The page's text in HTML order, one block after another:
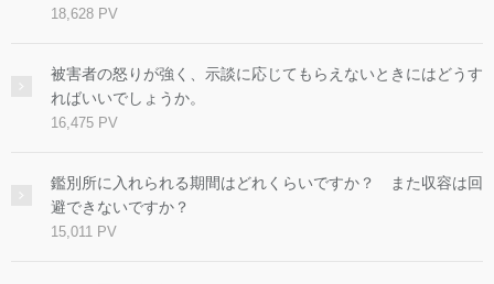
18,628 PV
被害者の怒りが強く、示談に応じてもらえないときにはどうす
ればいいでしょうか。
16,475 PV
鑑別所に入れられる期間はどれくらいですか？ また収容は回
避できないですか？
15,011 PV